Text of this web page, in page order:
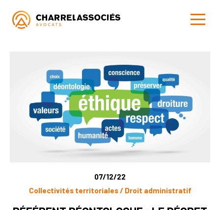
07/12/22
Collectivités territoriales / Droit administratif